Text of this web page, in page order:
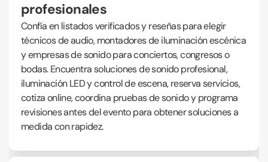
profesionales
Confía en listados verificados y reseñas para elegir
técnicos de audio, montadores de iluminación escénica
y empresas de sonido para conciertos, congresos o
bodas. Encuentra soluciones de sonido profesional,
iluminación LED y control de escena, reserva servicios,
cotiza online, coordina pruebas de sonido y programa
revisiones antes del evento para obtener soluciones a
medida con rapidez.